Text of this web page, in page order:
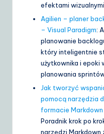
efektami wizualnymi.
Agilien – planer
– Visual Paradigm:
planowanie
który inteligentnie
użytkownika i epoki
planowania
Jak tworzyć
pomocą narzędzia
formacie Markdown
Poradnik krok po
narzędzi Markdown